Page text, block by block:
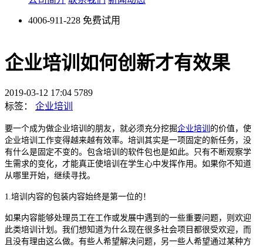
4006-911-228 免费试用
企业培训如何创新才有效果
2019-03-12 17:04 5789
标签：
企业培训
要一个成为做企业培训的朋友，就必须充分挖掘企业培训 的价值，使
企业培训工作变得越来越有效率。培训其实是一项固定的新任务，没
有什么是固定不变的。包含培训的软件包也是如此。只有不断观察学
生需求的变化，才能真正使培训在学生心中发挥作用。如果你不知道
从哪里开始，继续寻找。
1. 培训内容的包装内容始终是第一位的！
如果内容能够处理员工在工作或发展中遇到的一些重要问题，则欢迎
此类培训计划。我们想知道为什么现在很多社会项目都很受欢迎，而
且没有理由这么做。有些人希望解决问题，另一些人希望通过某种方